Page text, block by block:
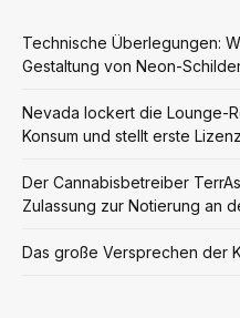
Technische Überlegungen:
Gestaltung von Neon-
Nevada lockert die Lounge-
Konsum und stellt erste
Der Cannabisbetreiber
Zulassung zur Notierung an
Das große Versprechen der